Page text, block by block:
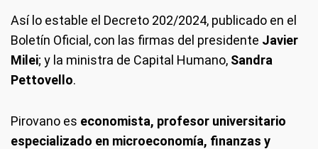
Así lo estable el Decreto 202/2024, publicado en el
Boletín Oficial, con las firmas del presidente Javier
Milei; y la ministra de Capital Humano, Sandra
Pettovello.
Pirovano es economista, profesor universitario
especializado en microeconomía, finanzas y